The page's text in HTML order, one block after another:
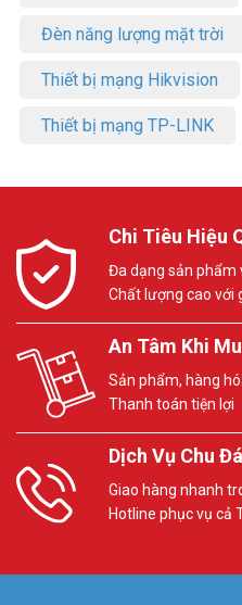
Đèn năng lượng mặt trời
Thiết bị mạng Hikvision
Thiết bị mạng TP-LINK
Chi Tiêu Hiệu
Đa dạng sản phẩm
Chất lượng cao với
An Tâm Khi
Sản phẩm, hàng
Thanh toán tiện lợi
Dịch Vụ Chu
Giao hàng nhanh
Hotline phục vụ cả